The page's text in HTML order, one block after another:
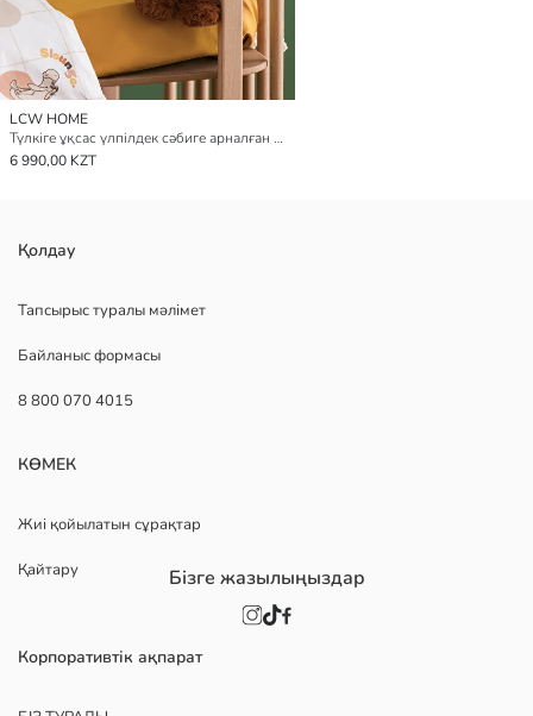
LCW HOME
Түлкіге ұқсас үлпілдек сәбиге арналған жастықша 35 см
6 990,00 KZT
Қолдау
Тапсырыс туралы мәлімет
Байланыс формасы
8 800 070 4015
КӨМЕК
Жиі қойылатын сұрақтар
Қайтару
Корпоративтік ақпарат
Бізге жазылыңыздар